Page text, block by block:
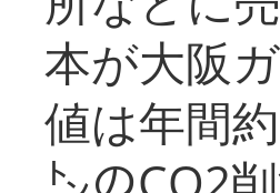
本が大阪
値は年間